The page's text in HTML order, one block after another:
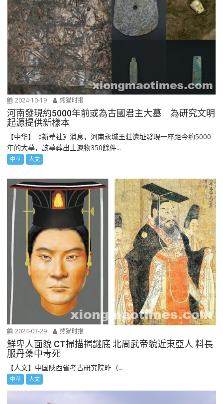
2024-10-19 熊猫时报
河南發現約5000年前或為古國君主大墓 為研究文明
起源提供新樣本
【中华】《新華社》消息，河南永城王莊遺址發現一座距今約5000
年的大墓，該墓葬出土遺物350餘件...
中華 人文
2024-03-29 熊猫时报
鮮卑人面貌 CT掃描揭謎底 北周武帝貌近東亞人 料長
服丹藥中毒死
【人文】中国陜西省考古研究院昨（...
中華 人文